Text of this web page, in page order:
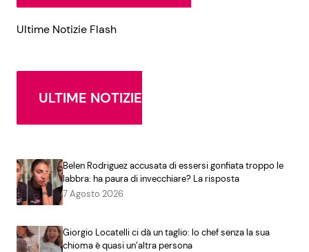
Ultime Notizie Flash
ULTIME NOTIZIE
Belen Rodriguez accusata di essersi gonfiata troppo le
labbra: ha paura di invecchiare? La risposta
7 Agosto 2026
Giorgio Locatelli ci dà un taglio: lo chef senza la sua
chioma è quasi un’altra persona